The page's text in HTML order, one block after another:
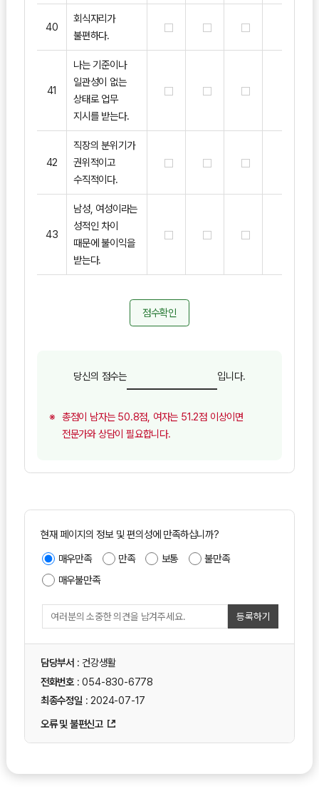
40
회식자리가
불편하다.
41
나는 기준이나
일관성이 없는
상태로 업무
지시를 받는다.
42
직장의 분위기가
권위적이고
수직적이다.
43
남성, 여성이라는
성적인 차이
때문에 불이익을
받는다.
점수확인
당신의 점수는 입니다.
총점이 남자는 50.8점, 여자는 51.2점 이상이면
전문가와 상담이 필요합니다.
현재 페이지의 정보 및 편의성에 만족하십니까?
매우만족 만족 보통
불만족
매우불만족
등록하기
담당부서: 건강생활
전화번호: 054-830-6778
최종수정일 : 2024-07-17
오류 및 불편신고